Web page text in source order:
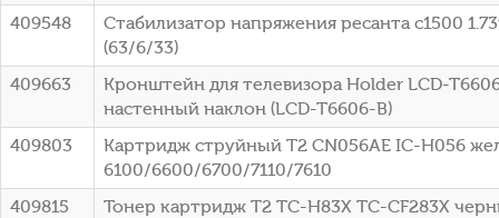
409548
Стабилизатор напряжения ресанта с1500
(63/6/33)
409663
Кронштейн для телевизора Holder LCD-
настенный наклон (LCD-T6606-B)
409803
Картридж струйный T2 CN056AE IC-H056
6100/6600/6700/7110/7610
409815
Тонер картридж T2 TC-H83X TC-CF283X